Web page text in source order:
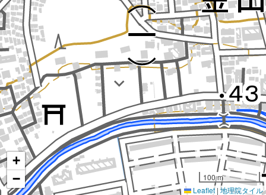
+
−
100 m
Leaflet | 地理院タイル